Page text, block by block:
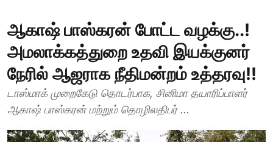
ஆகாஷ் பாஸ்கரன் போட்ட வழக்கு..!
அமலாக்கத்துறை உதவி இயக்குனர்
நேரில் ஆஜராக நீதிமன்றம் உத்தரவு!!
டாஸ்மாக் முறைகேடு தொடர்பாக, சினிமா தயாரிப்பாளர்
ஆகாஷ் பாஸ்கரன் மற்றும் தொழிலதிபர் ...